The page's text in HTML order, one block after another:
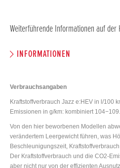
Weiterführende Informationen auf der
INFORMATIONEN
Verbrauchsangaben
Kraftstoffverbrauch Jazz e:HEV in l/100
Emissionen in g/km: kombiniert 104−109.
Von den hier beworbenen Modellen
verändertem Leergewicht führen, was
Beschleunigungszeit,
Der Kraftstoffverbrauch und die CO2-
aber nicht nur von der effizienten